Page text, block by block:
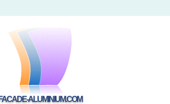
ALUMINIUM.COM